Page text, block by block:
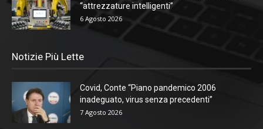
“attrezzature intelligenti”
6 Agosto 2026
Notizie Più Lette
Covid, Conte “Piano pandemico 2006
inadeguato, virus senza precedenti”
7 Agosto 2026